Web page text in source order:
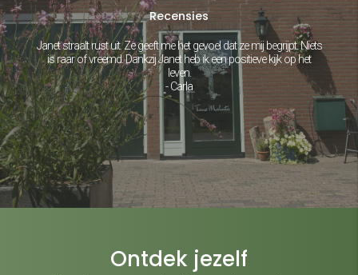
Recensies
Janet straalt rust uit. Ze geeft me het gevoel dat ze mij begrijpt. Niets
is raar of vreemd. Dankzij Janet heb ik een positieve kijk op het
leven.
- Carla
Ontdek jezelf